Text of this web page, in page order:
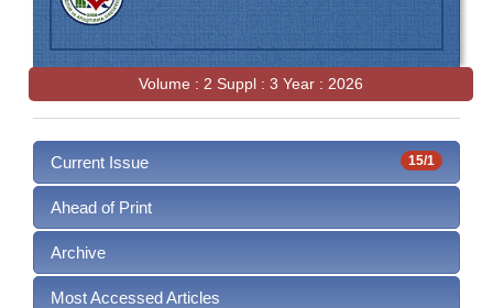
Volume : 2 Suppl : 3 Year : 2026
15/1
Current Issue
Ahead of Print
Archive
Most Accessed Articles